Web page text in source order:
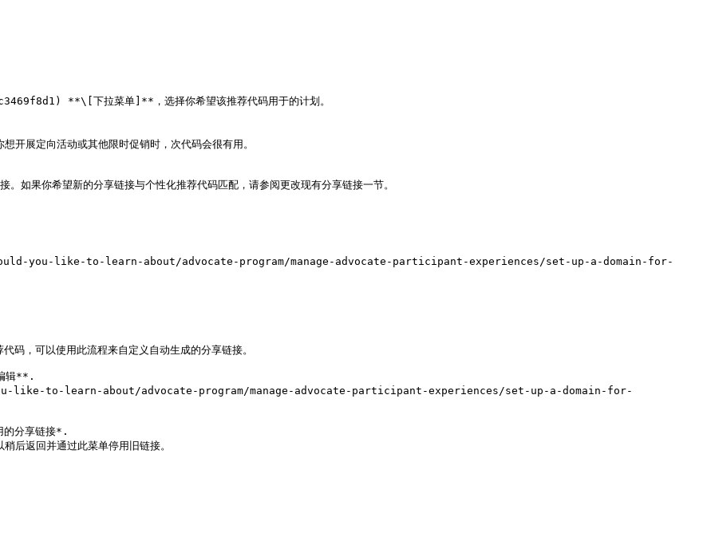
**\[下拉菜单]**，选择你希望该推荐代码用于的计划。
果你希望新的分享链接与个性化推荐代码匹配，请参阅更改现有分享链接一节。
would-you-like-to-learn-about/advocate-program/manage-advocate-participant-experiences/set-up-a-domain-for-
码，可以使用此流程来自定义自动生成的分享链接。
辑**.
分享链接*.